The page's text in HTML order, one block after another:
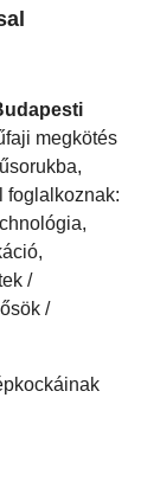
megkötés
foglalkoznak:
/
/